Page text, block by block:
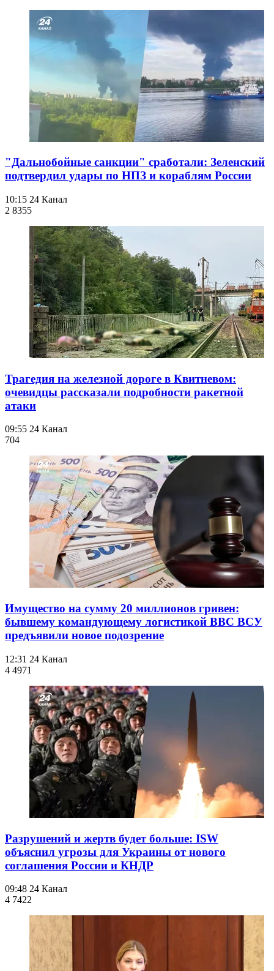
"Дальнобойные санкции" сработали: Зеленский
подтвердил удары по НПЗ и кораблям России
10:15 24 Канал
2 8355
Трагедия на железной дороге в Квитневом:
очевидцы рассказали подробности ракетной
атаки
09:55 24 Канал
704
Имущество на сумму 20 миллионов гривен:
бывшему командующему логистикой ВВС ВСУ
предъявили новое подозрение
12:31 24 Канал
4 4971
Разрушений и жертв будет больше: ISW
объяснил угрозы для Украины от нового
соглашения России и КНДР
09:48 24 Канал
4 7422